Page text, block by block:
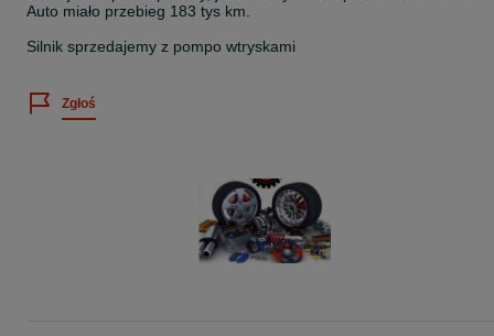
Auto miało przebieg 183 tys km.
Silnik sprzedajemy z pompo wtryskami
Zgłoś